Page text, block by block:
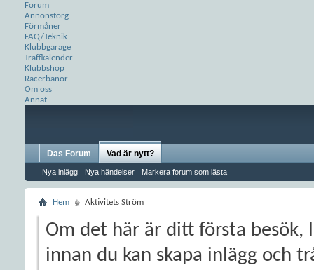
Forum
Annonstorg
Förmåner
FAQ/Teknik
Klubbgarage
Träffkalender
Klubbshop
Racerbanor
Om oss
Annat
Das Forum Vad är nytt?
Nya inlägg Nya händelser Markera forum som lästa
Hem Aktivitets Ström
Om det här är ditt första besök,
innan du kan skapa inlägg och